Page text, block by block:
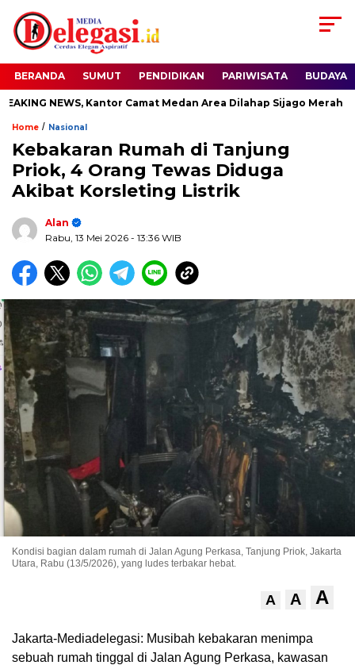
BERANDA SUMUT PENDIDIKAN PARIWISATA BUDAYA
NEWS, Kantor Camat Medan Area Dilahap Sijago Merah
Home / Nasional
Kebakaran Rumah di Tanjung
Priok, 4 Orang Tewas Diduga
Akibat Korsleting Listrik
Alan
Rabu, 13 Mei 2026 - 13:36 WIB
Kondisi bagian dalam rumah di Jalan Agung Perkasa, Tanjung Priok, Jakarta
Utara, Rabu (13/5/2026), yang ludes terbakar hebat.
A A A
Jakarta-Mediadelegasi: Musibah kebakaran menimpa
sebuah rumah tinggal di Jalan Agung Perkasa, kawasan